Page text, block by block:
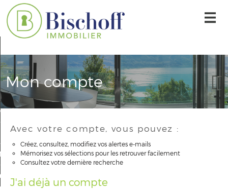
Nos offres
L'agence
une alerte mail
Contact
compte
sélection
Mon compte
Avec votre compte, vous pouvez :
Créez, consultez, modifiez vos alertes e-mails
Mémorisez vos sélections pour les retrouver facilement
Consultez votre dernière recherche
J'ai déjà un compte